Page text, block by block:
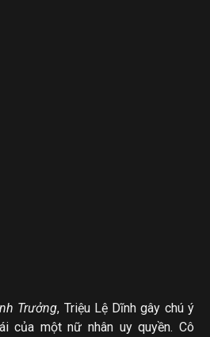
Trưởng, Triệu Lệ Dĩnh gây chú ý
của một nữ nhân uy quyền. Cô